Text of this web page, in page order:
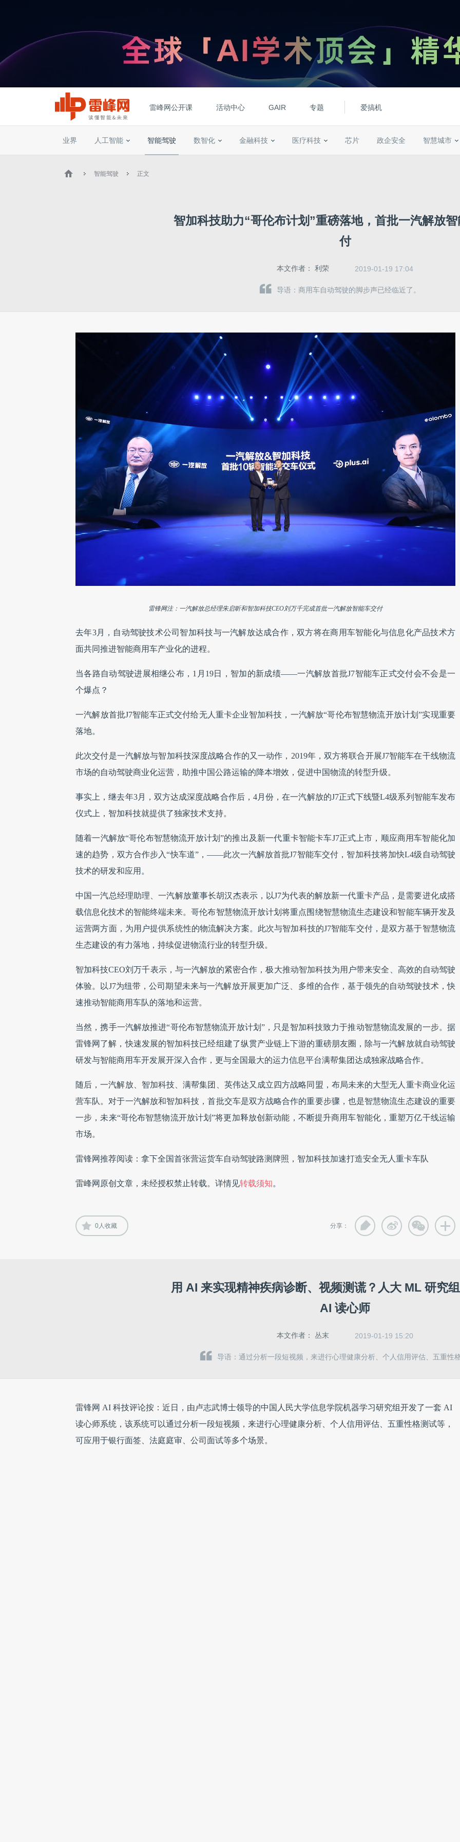
雷峰网公开课 活动中心 GAIR 专题 爱搞机
业界 人工智能 智能驾驶 数智化 金融科技 医疗科技 芯片 政企安全 智慧城市
智能驾驶 正文
智加科技助力“哥伦布计划”重磅落地，首批一汽解放
付
本文作者： 利荣 2019-01-19 17:04
导语：商用车自动驾驶的脚步声已经临近了。
雷锋网注：一汽解放总经理朱启昕和智加科技CEO刘万千完成首批一汽解放智能车交付
去年3月，自动驾驶技术公司智加科技与一汽解放达成合作，双方将在商用车智能化与信息化产品技术方
面共同推进智能商用车产业化的进程。
当各路自动驾驶进展相继公布， 1月19日，智加的新成绩——一汽解放首批J7智能车正式交付会不会是一
个爆点？
一汽解放首批J7智能车正式交付给无人重卡企业智加科技，一汽解放“哥伦布智慧物流开放计划”实现重要
落地。
此次交付是一汽解放与智加科技深度战略合作的又一动作，2019年，双方将联合开展J7智能车在干线物流
市场的自动驾驶商业化运营，助推中国公路运输的降本增效，促进中国物流的转型升级。
事实上，继去年3月，双方达成深度战略合作后，4月份，在一汽解放的J7正式下线暨L4级系列智能车发布
仪式上，智加科技就提供了独家技术支持。
随着一汽解放“哥伦布智慧物流开放计划”的推出及新一代重卡智能卡车J7正式上市，顺应商用车智能化加
速的趋势，双方合作步入“快车道”，——此次一汽解放首批J7智能车交付，智加科技将加快L4级自动驾驶
技术的研发和应用。
中国一汽总经理助理、一汽解放董事长胡汉杰表示，以J7为代表的解放新一代重卡产品，是需要进化成搭
载信息化技术的智能终端未来。哥伦布智慧物流开放计划将重点围绕智慧物流生态建设和智能车辆开发及
运营两方面，为用户提供系统性的物流解决方案。此次与智加科技的J7智能车交付，是双方基于智慧物流
生态建设的有力落地，持续促进物流行业的转型升级。
智加科技CEO刘万千表示，与一汽解放的紧密合作，极大推动智加科技为用户带来安全、高效的自动驾驶
体验。以J7为纽带，公司期望未来与一汽解放开展更加广泛、多维的合作，基于领先的自动驾驶技术，快
速推动智能商用车队的落地和运营。
当然，携手一汽解放推进“哥伦布智慧物流开放计划”，只是智加科技致力于推动智慧物流发展的一步。据
雷锋网了解，快速发展的智加科技已经组建了纵贯产业链上下游的重磅朋友圈，除与一汽解放就自动驾驶
研发与智能商用车开发展开深入合作，更与全国最大的运力信息平台满帮集团达成独家战略合作。
随后，一汽解放、智加科技、满帮集团、英伟达又成立四方战略同盟，布局未来的大型无人重卡商业化运
营车队。对于一汽解放和智加科技，首批交车是双方战略合作的重要步骤，也是智慧物流生态建设的重要
一步，未来“哥伦布智慧物流开放计划”将更加释放创新动能，不断提升商用车智能化，重塑万亿干线运输
市场。
雷锋网推荐阅读： 拿下全国首张营运货车自动驾驶路测牌照，智加科技加速打造安全无人重卡车队
雷峰网原创文章，未经授权禁止转载。详情见转载须知。
0人收藏 分享：
用 AI 来实现精神疾病诊断、视频测谎？人大 ML 研究
AI 读心师
本文作者： 丛末 2019-01-19 15:20
导语：通过分析一段短视频，来进行心理健康分析、个人信用评估、五重性
雷锋网 AI 科技评论按：近日，由卢志武博士领导的中国人民大学信息学院机器学习研究组开发了一套 AI
读心师系统，该系统可以通过分析一段短视频，来进行心理健康分析、个人信用评估、五重性格测试等，
可应用于银行面签、法庭庭审、公司面试等多个场景。